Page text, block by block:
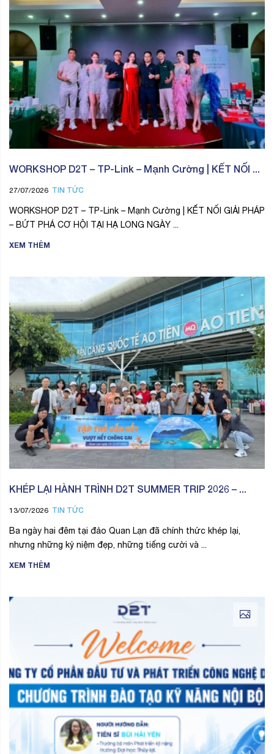
WORKSHOP D2T – TP-Link – Mạnh Cường | KẾT NỐI ...
27/07/2026 TIN TỨC
WORKSHOP D2T – TP-Link – Mạnh Cường | KẾT NỐI GIẢI PHÁP
– BỨT PHÁ CƠ HỘI TẠI HẠ LONG NGÀY ...
XEM THÊM
KHÉP LẠI HÀNH TRÌNH D2T SUMMER TRIP 2026 – ...
13/07/2026 TIN TỨC
Ba ngày hai đêm tại đảo Quan Lạn đã chính thức khép lại,
nhưng những kỷ niệm đẹp, những tiếng cười và ...
XEM THÊM